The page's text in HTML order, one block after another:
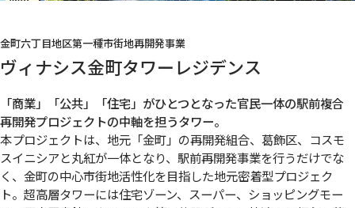
金町六丁目地区第一種市街地再開発事業
ヴィナシス金町タワーレジデンス
「商業」「公共」「住宅」がひとつとなった官民一体の駅前複合
再開発プロジェクトの中軸を担うタワー。
本プロジェクトは、地元「金町」の再開発組合、葛飾区、コスモ
スイニシアと丸紅が一体となり、駅前再開発事業を行うだけでな
く、金町の中心市街地活性化を目指した地元密着型プロジェク
ト。超高層タワーには住宅ゾーン、スーパー、ショッピングモー